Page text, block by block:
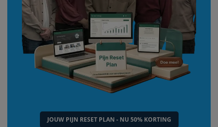
JOUW PIJN RESET PLAN - NU 50% KORTING